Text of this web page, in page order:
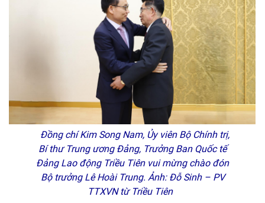
Đồng chí Kim Song Nam, Ủy viên Bộ Chính trị,
Bí thư Trung ương Đảng, Trưởng Ban Quốc tế
Đảng Lao động Triều Tiên vui mừng chào đón
Bộ trưởng Lê Hoài Trung. Ảnh: Đỗ Sinh – PV
TTXVN từ Triều Tiên